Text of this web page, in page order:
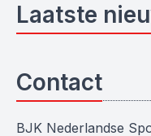
Laatste
Contact
BJK Nederlandse